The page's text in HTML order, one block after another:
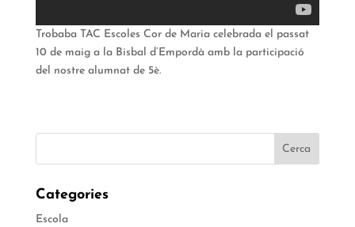
Trobaba TAC Escoles Cor de Maria celebrada el passat
10 de maig a la Bisbal d’Empordà amb la participació
del nostre alumnat de 5è.
Categories
Escola